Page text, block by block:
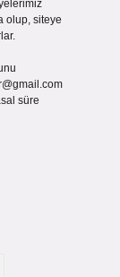
olup, siteye
süre